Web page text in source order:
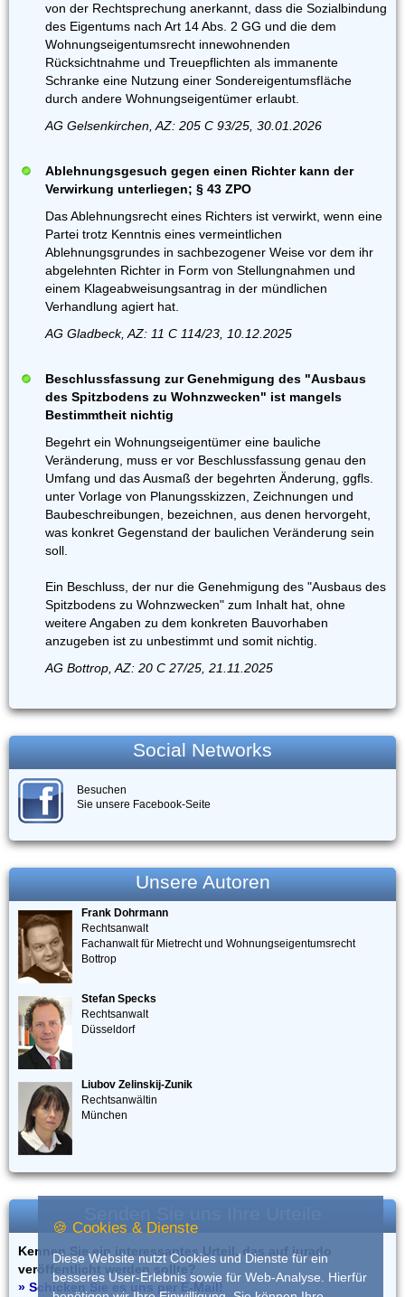
von der Rechtsprechung anerkannt, dass die Sozialbindung
des Eigentums nach Art 14 Abs. 2 GG und die dem
Wohnungseigentumsrecht innewohnenden
Rücksichtnahme und Treuepflichten als immanente
Schranke eine Nutzung einer SondereigentumsfIäche
durch andere Wohnungseigentümer erlaubt.
AG Gelsenkirchen, AZ: 205 C 93/25, 30.01.2026
Ablehnungsgesuch gegen einen Richter kann der
Verwirkung unterliegen; § 43 ZPO
Das Ablehnungsrecht eines Richters ist verwirkt, wenn eine
Partei trotz Kenntnis eines vermeintlichen
Ablehnungsgrundes in sachbezogener Weise vor dem ihr
abgelehnten Richter in Form von Stellungnahmen und
einem Klageabweisungsantrag in der mündlichen
Verhandlung agiert hat.
AG Gladbeck, AZ: 11 C 114/23, 10.12.2025
Beschlussfassung zur Genehmigung des "Ausbaus
des Spitzbodens zu Wohnzwecken" ist mangels
Bestimmtheit nichtig
Begehrt ein Wohnungseigentümer eine bauliche
Veränderung, muss er vor Beschlussfassung genau den
Umfang und das Ausmaß der begehrten Änderung, ggfls.
unter Vorlage von Planungsskizzen, Zeichnungen und
Baubeschreibungen, bezeichnen, aus denen hervorgeht,
was konkret Gegenstand der baulichen Veränderung sein
soll.
Ein Beschluss, der nur die Genehmigung des "Ausbaus des
Spitzbodens zu Wohnzwecken" zum Inhalt hat, ohne
weitere Angaben zu dem konkreten Bauvorhaben
anzugeben ist zu unbestimmt und somit nichtig.
AG Bottrop, AZ: 20 C 27/25, 21.11.2025
Social Networks
Besuchen
Sie unsere Facebook-Seite
Unsere Autoren
Frank Dohrmann
Rechtsanwalt
Fachanwalt für Mietrecht und Wohnungseigentumsrecht
Bottrop
Stefan Specks
Rechtsanwalt
Düsseldorf
Liubov Zelinskij-Zunik
Rechtsanwältin
München
Kennen Sie ein interessantes Urteil, das auf iurado
veröffentlicht werden sollte?
» Schicken Sie es uns per E-Mail!
🍪 Cookies & Dienste
Diese Website nutzt Cookies und Dienste für ein
besseres User-Erlebnis sowie für Web-Analyse. Hierfür